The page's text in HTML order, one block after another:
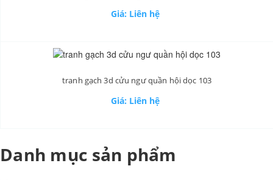
Giá: Liên hệ
tranh gạch 3d cửu ngư quần hội dọc 103
Giá: Liên hệ
Danh mục sản phẩm